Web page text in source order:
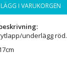
LÄGG I VARUKORGEN
underlägg röd.